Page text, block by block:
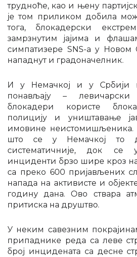
трудноће, као и њену
је том приликом добила
тога, блокадерски
замрзнутим јајима и
симпатизере SNS-а у
нападнут и градоначелник.
И у Немачкој и у Србији
понављају –
блокадери користе
полицију и уништавање
имовине неистомишљеника.
што се у Немачкој то
систематичније, док се
инциденти брзо шире кроз
са преко 600 пријављених
напада на активисте и
годину дана. Ово ствара
притиска на друштво.
У неким савезним
припаднике реда са леве
број инцидената са десне